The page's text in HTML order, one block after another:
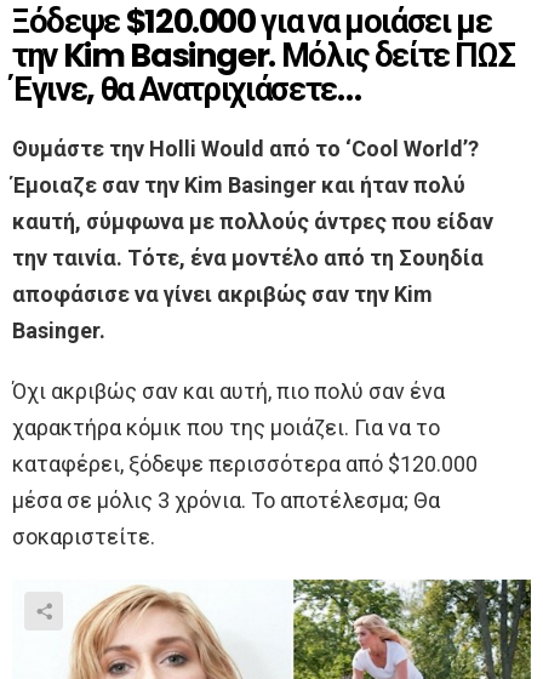
Ξόδεψε $120.000 για να μοιάσει με
την Kim Basinger. Μόλις δείτε ΠΩΣ
Έγινε, θα Ανατριχιάσετε…
Θυμάστε την Holli Would από το ‘Cool World’?
Έμοιαζε σαν την Kim Basinger και ήταν πολύ
καuτή, σύμφωνα με πολλούς άντρες που είδαν
την ταινία. Τότε, ένα μοντέλο από τη Σουηδία
αποφάσισε να γίνει ακριβώς σαν την Kim
Basinger.
Όχι ακριβώς σαν και αυτή, πιο πολύ σαν ένα
χαρακτήρα κόμικ που της μοιάζει. Για να το
καταφέρει, ξόδεψε περισσότερα από $120.000
μέσα σε μόλις 3 χρόνια. Το αποτέλεσμα; Θα
σοκαριστείτε.